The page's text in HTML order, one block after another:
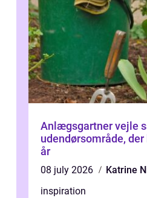
Anlægsgartner vejle sådan får du et
udendørsområde,
år
08 july 2026
Katrine
inspiration